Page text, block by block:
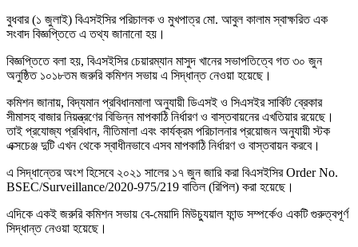
বুধবার (১ জুলাই) বিএসইসির পরিচালক ও মুখপাত্র মো. আবুল কালাম স্বাক্ষরিত এক
সংবাদ বিজ্ঞপ্তিতে এ তথ্য জানানো হয়।
বিজ্ঞপ্তিতে বলা হয়, বিএসইসির চেয়ারম্যান মাসুদ খানের সভাপতিত্বে গত ৩০ জুন
অনুষ্ঠিত ১০১৮তম জরুরি কমিশন সভায় এ সিদ্ধান্ত নেওয়া হয়েছে।
কমিশন জানায়, বিদ্যমান প্রবিধানমালা অনুযায়ী ডিএসই ও সিএসইর সার্কিট ব্রেকার
সীমাসহ বাজার নিয়ন্ত্রণের বিভিন্ন মাপকাঠি নির্ধারণ ও বাস্তবায়নের এখতিয়ার রয়েছে।
তাই প্রযোজ্য প্রবিধান, নীতিমালা এবং কার্যক্রম পরিচালনার প্রয়োজন অনুযায়ী স্টক
এক্সচেঞ্জ দুটি এখন থেকে স্বাধীনভাবে এসব মাপকাঠি নির্ধারণ ও বাস্তবায়ন করবে।
এ সিদ্ধান্তের অংশ হিসেবে ২০২১ সালের ১৭ জুন জারি করা বিএসইসির Order No.
BSEC/Surveillance/2020-975/219 বাতিল (রিপিল) করা হয়েছে।
এদিকে একই জরুরি কমিশন সভায় বে-মেয়াদি মিউচ্যুয়াল ফান্ড সম্পর্কেও একটি গুরুত্বপূর্ণ
সিদ্ধান্ত নেওয়া হয়েছে।